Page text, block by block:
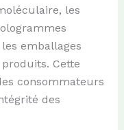
les
emballages
Cette
consommateurs
des